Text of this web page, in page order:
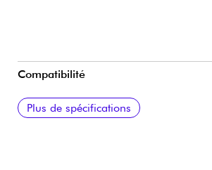
Compatibilité
Applications
Plus de spécifications